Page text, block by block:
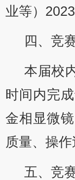
业等）
四、竞
本届校
时间内完
金相显微
质量、操
五、竞